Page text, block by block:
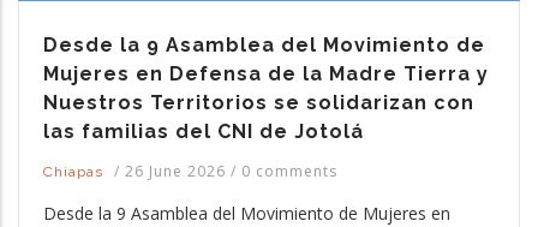
Desde la 9 Asamblea del Movimiento de
Mujeres en Defensa de la Madre Tierra y
Nuestros Territorios se solidarizan con
las familias del CNI de Jotolá
Chiapas / 26 June 2026 / 0 comments
Desde la 9 Asamblea del Movimiento de Mujeres en